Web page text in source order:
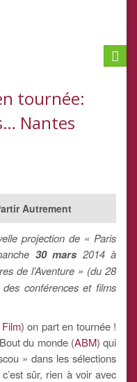
Toggle
tournée:
Nantes
Autrement
projection de « Paris
30 mars 2014 à
de l’Aventure » (du 28
conférences et films
) on part en tournée !
du monde (ABM) qui
» dans les sélections
sûr, rien à voir avec